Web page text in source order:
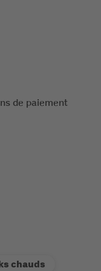
de paiement
chauds